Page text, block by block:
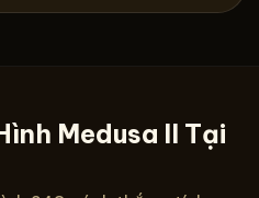
Medusa II Tại